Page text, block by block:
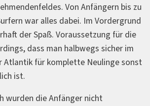
Von Anfängern bis zu
war alles dabei. Im Vordergrund
der Spaß. Voraussetzung für die
dass man halbwegs sicher im
Atlantik für komplette Neulinge sonst
ist.
wurden die Anfänger nicht